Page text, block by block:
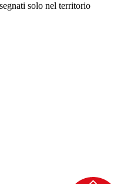
solo nel territorio